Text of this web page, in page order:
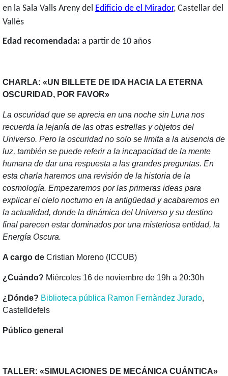
en la Sala Valls Areny del Edificio de el Mirador, Castellar del
Vallès
Edad recomendada: a partir de 10 años
CHARLA: «UN BILLETE DE IDA HACIA LA ETERNA
OSCURIDAD, POR FAVOR»
La oscuridad que se aprecia en una noche sin Luna nos
recuerda la lejanía de las otras estrellas y objetos del
Universo. Pero la oscuridad no solo se limita a la ausencia de
luz, también se puede referir a la incapacidad de la mente
humana de dar una respuesta a las grandes preguntas. En
esta charla haremos una revisión de la historia de la
cosmología. Empezaremos por las primeras ideas para
explicar el cielo nocturno en la antigüedad y acabaremos en
la actualidad, donde la dinámica del Universo y su destino
final parecen estar dominados por una misteriosa entidad, la
Energía Oscura.
A cargo de Cristian Moreno (ICCUB)
¿Cuándo? Miércoles 16 de noviembre de 19h a 20:30h
¿Dónde? Biblioteca pública Ramon Fernàndez Jurado,
Castelldefels
Público general
TALLER: «SIMULACIONES DE MECÁNICA CUÁNTICA»